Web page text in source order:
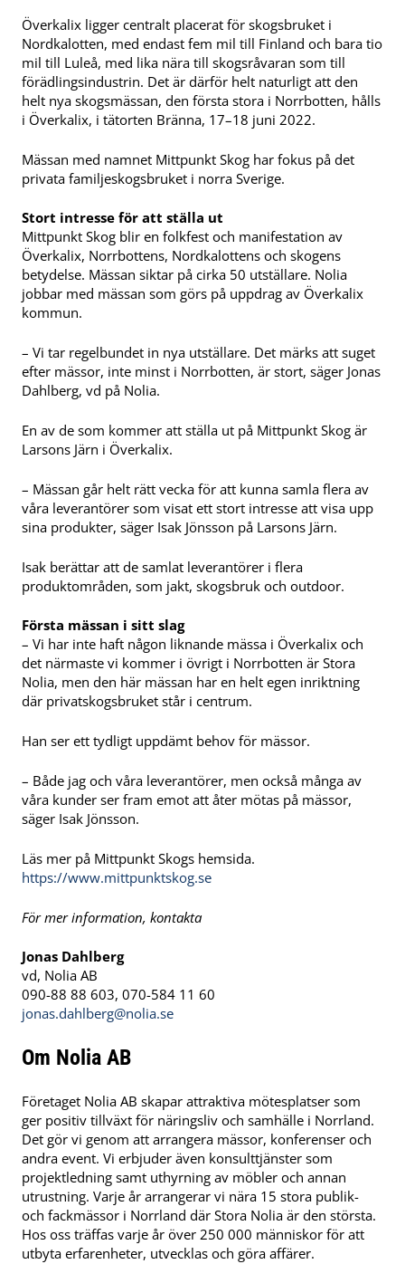
Överkalix ligger centralt placerat för skogsbruket i
Nordkalotten, med endast fem mil till Finland och bara tio
mil till Luleå, med lika nära till skogsråvaran som till
förädlingsindustrin. Det är därför helt naturligt att den
helt nya skogsmässan, den första stora i Norrbotten, hålls
i Överkalix, i tätorten Bränna, 17–18 juni 2022.
Mässan med namnet Mittpunkt Skog har fokus på det
privata familjeskogsbruket i norra Sverige.
Stort intresse för att ställa ut
Mittpunkt Skog blir en folkfest och manifestation av
Överkalix, Norrbottens, Nordkalottens och skogens
betydelse. Mässan siktar på cirka 50 utställare. Nolia
jobbar med mässan som görs på uppdrag av Överkalix
kommun.
– Vi tar regelbundet in nya utställare. Det märks att suget
efter mässor, inte minst i Norrbotten, är stort, säger Jonas
Dahlberg, vd på Nolia.
En av de som kommer att ställa ut på Mittpunkt Skog är
Larsons Järn i Överkalix.
– Mässan går helt rätt vecka för att kunna samla flera av
våra leverantörer som visat ett stort intresse att visa upp
sina produkter, säger Isak Jönsson på Larsons Järn.
Isak berättar att de samlat leverantörer i flera
produktområden, som jakt, skogsbruk och outdoor.
Första mässan i sitt slag
– Vi har inte haft någon liknande mässa i Överkalix och
det närmaste vi kommer i övrigt i Norrbotten är Stora
Nolia, men den här mässan har en helt egen inriktning
där privatskogsbruket står i centrum.
Han ser ett tydligt uppdämt behov för mässor.
– Både jag och våra leverantörer, men också många av
våra kunder ser fram emot att åter mötas på mässor,
säger Isak Jönsson.
Läs mer på Mittpunkt Skogs hemsida.
https://www.mittpunktskog.se
För mer information, kontakta
Jonas Dahlberg
vd, Nolia AB
090-88 88 603, 070-584 11 60
jonas.dahlberg@nolia.se
Om Nolia AB
Företaget Nolia AB skapar attraktiva mötesplatser som
ger positiv tillväxt för näringsliv och samhälle i Norrland.
Det gör vi genom att arrangera mässor, konferenser och
andra event. Vi erbjuder även konsulttjänster som
projektledning samt uthyrning av möbler och annan
utrustning. Varje år arrangerar vi nära 15 stora publik-
och fackmässor i Norrland där Stora Nolia är den största.
Hos oss träffas varje år över 250 000 människor för att
utbyta erfarenheter, utvecklas och göra affärer.